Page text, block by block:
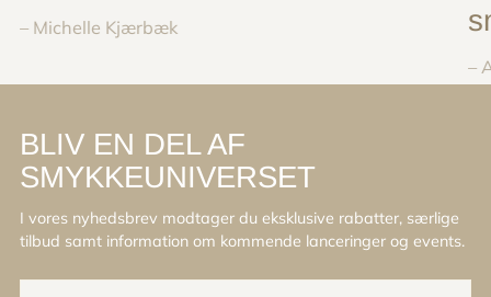
– Michelle Kjærbæk
–
BLIV EN DEL AF
SMYKKEUNIVERSET
I vores nyhedsbrev modtager du eksklusive rabatter, særlige
tilbud samt information om kommende lanceringer og events.